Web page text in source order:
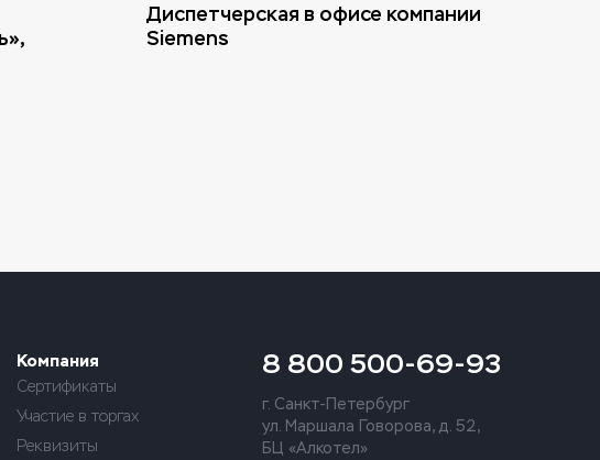
Диспетчерская в офисе компании
Siemens
Компания
Сертификаты
Участие в торгах
Реквизиты
8 800 500-69-93
г. Санкт-Петербург
ул. Маршала Говорова, д. 52,
БЦ «Алкотел»